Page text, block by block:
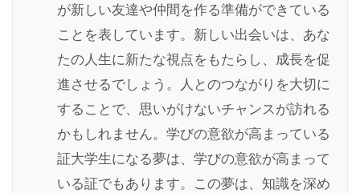
が新しい友達や仲間を作る準備ができている
ことを表しています。新しい出会いは、あな
たの人生に新たな視点をもたらし、成長を促
進させるでしょう。人とのつながりを大切に
することで、思いがけないチャンスが訪れる
かもしれません。学びの意欲が高まっている
証大学生になる夢は、学びの意欲が高まって
いる証でもあります。この夢は、知識を深め